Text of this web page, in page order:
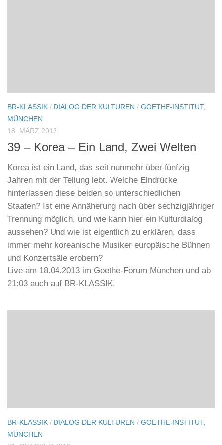
BR-KLASSIK /DIALOG DER KULTUREN/ GOETHE-INSTITUT,
MÜNCHEN
18. MÄRZ 2013
39 – Korea – Ein Land, Zwei Welten
Korea ist ein Land, das seit nunmehr über fünfzig
Jahren mit der Teilung lebt. Welche Eindrücke
hinterlassen diese beiden so unterschiedlichen
Staaten? Ist eine Annäherung nach über sechzigjähriger
aussehen? Und wie ist eigentlich zu erklären, dass